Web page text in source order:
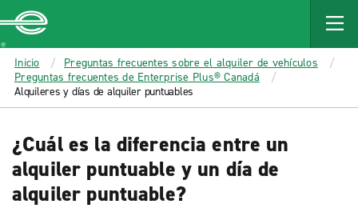
MAIN
CONTENT
Enterprise
Inicio
Preguntas frecuentes sobre el alquiler de vehículos
Preguntas frecuentes de Enterprise Plus® Canadá
Alquileres y días de alquiler puntuables
¿Cuál es la diferencia entre un
alquiler puntuable y un día de
alquiler puntuable?